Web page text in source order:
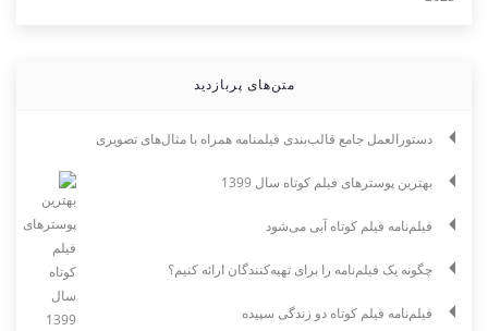
متن‌های پربازدید
دستورالعمل جامع قالب‌بندی فیلمنامه همراه با مثال‌های تصویری
بهترین پوسترهای فیلم کوتاه سال 1399
فیلم‌نامه فیلم کوتاه آبی می‌شود
چگونه یک فیلم‌نامه را برای تهیه‌کنندگان ارائه کنیم؟
فیلم‌نامه فیلم کوتاه دو زندگی سپیده